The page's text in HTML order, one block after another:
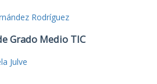
Rodríguez
Grado Medio TIC
Julve